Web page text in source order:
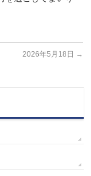
2026年5月18日 →